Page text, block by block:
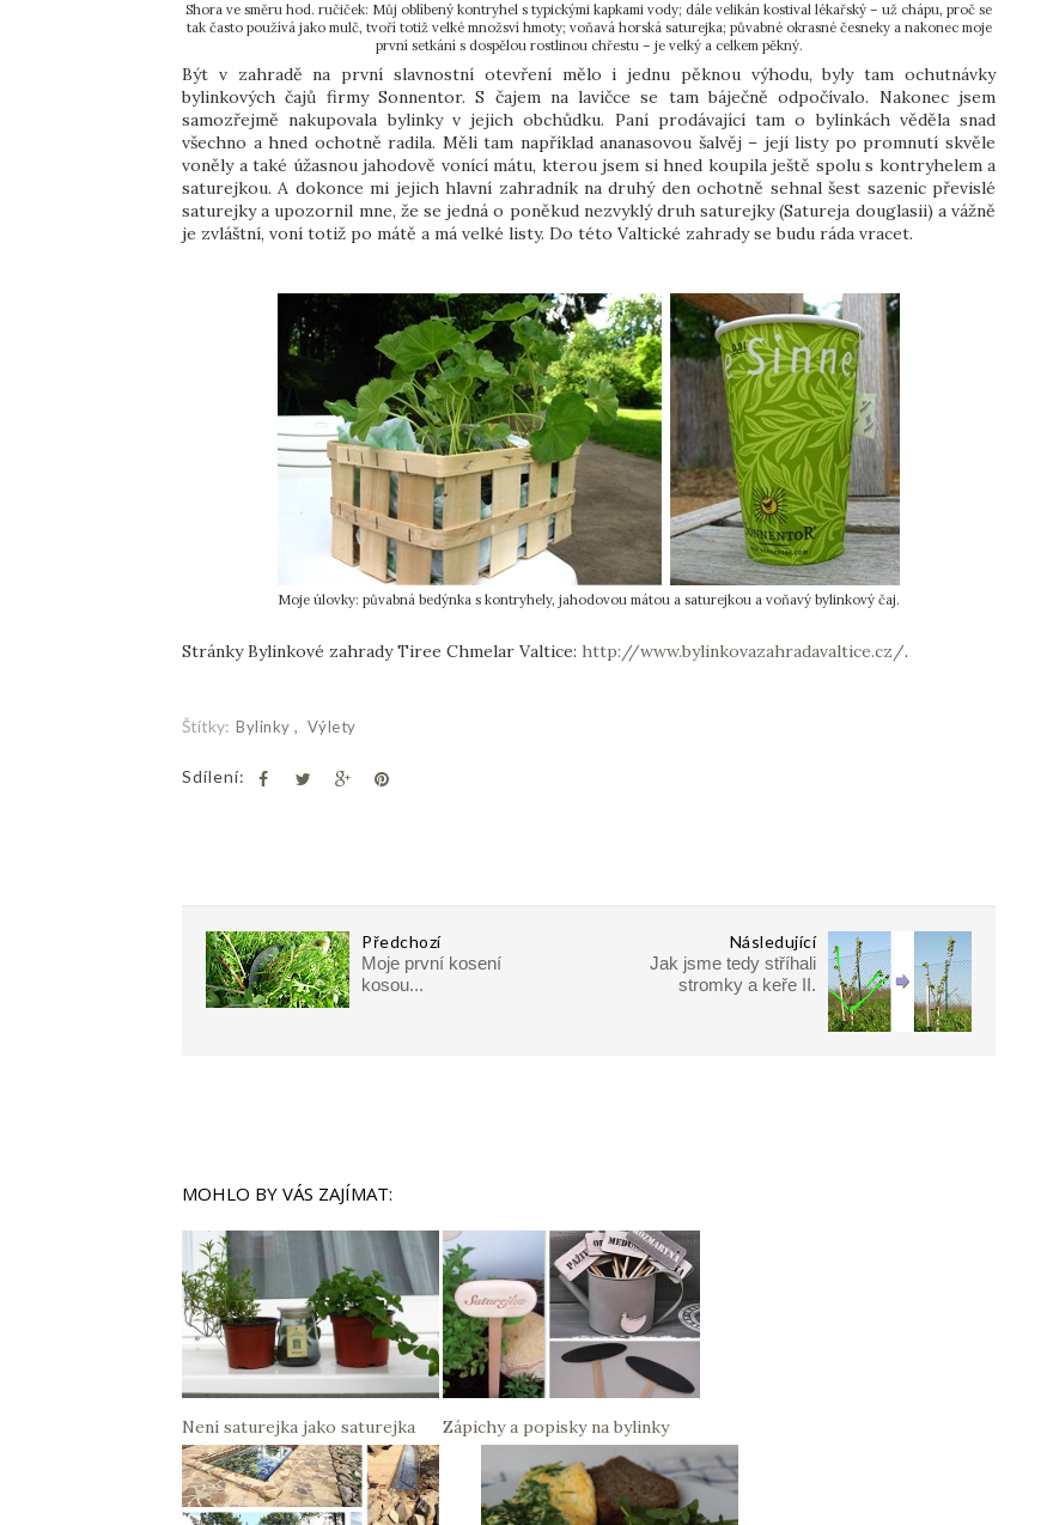
Shora ve směru hod. ručiček: Můj oblíbený kontryhel s typickými kapkami vody; dále velikán kostival lékařský – už chápu, proč se
tak často používá jako mulč, tvoří totiž velké množsví hmoty; voňavá horská saturejka; půvabné okrasné česneky a nakonec moje
první setkání s dospělou rostlinou chřestu – je velký a celkem pěkný.
Být v zahradě na první slavnostní otevření mělo i jednu pěknou výhodu, byly tam ochutnávky
bylinkových čajů firmy Sonnentor. S čajem na lavičce se tam báječně odpočívalo. Nakonec jsem
samozřejmě nakupovala bylinky v jejich obchůdku. Paní prodávající tam o bylinkách věděla snad
všechno a hned ochotně radila. Měli tam například ananasovou šalvěj – její listy po promnutí skvěle
voněly a také úžasnou jahodově vonící mátu, kterou jsem si hned koupila ještě spolu s kontryhelem a
saturejkou. A dokonce mi jejich hlavní zahradník na druhý den ochotně sehnal šest sazenic převislé
saturejky a upozornil mne, že se jedná o poněkud nezvyklý druh saturejky (Satureja douglasii) a vážně
je zvláštní, voní totiž po mátě a má velké listy. Do této Valtické zahrady se budu ráda vracet.
Moje úlovky: půvabná bedýnka s kontryhely, jahodovou mátou a saturejkou a voňavý bylinkový čaj.
Stránky Bylinkové zahrady Tiree Chmelar Valtice: http://www.bylinkovazahradavaltice.cz/.
Štítky: Bylinky Výlety
Sdílení:
Následující
Jak jsme tedy stříhali
stromky a keře II.
Předchozí
Moje první kosení
kosou...
MOHLO BY VÁS ZAJÍMAT:
Není saturejka jako saturejka Zápichy a popisky na bylinky